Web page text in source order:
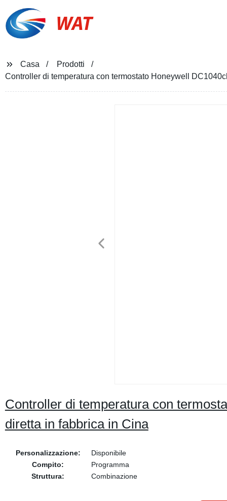
WAT
Casa
Prodotti
Controller di temperatura con termostato Honeywell
Controller di temperatura con
diretta in fabbrica in Cina
Personalizzazione:
Disponibile
Compito:
Programma
Struttura:
Combinazione